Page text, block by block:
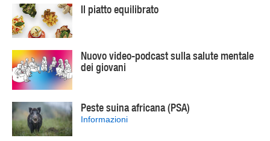
Il piatto equilibrato
Nuovo video-podcast sulla salute mentale
dei giovani
Peste suina africana (PSA)
Informazioni